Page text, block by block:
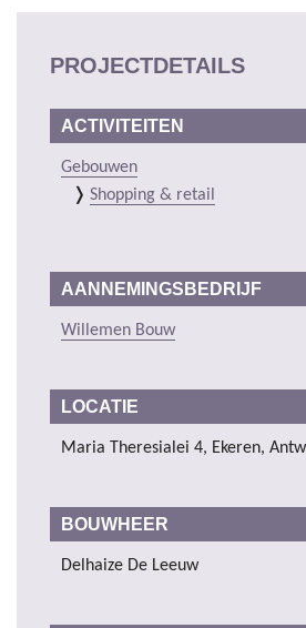
PROJECTDETAILS
ACTIVITEITEN
Gebouwen
Shopping & retail
AANNEMINGSBEDRIJF
Willemen Bouw
LOCATIE
Maria Theresialei 4, Ekeren,
BOUWHEER
Delhaize De Leeuw